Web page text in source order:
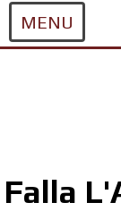
MENU
Falla